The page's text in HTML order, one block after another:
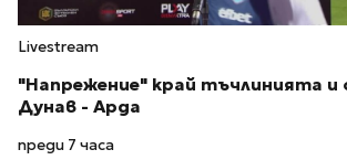
Livestream
"Напрежение" край тъчлинията и
Дунав - Арда
преди 7 часа